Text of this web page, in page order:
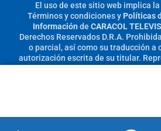
El uso de este sitio web implica
Términos y condicionesy Políticas
Información de CARACOL
Derechos Reservados D.R.A.
o parcial, así como su traducción a
autorización escrita de su titular.